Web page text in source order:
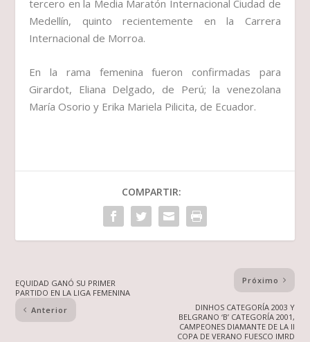
tercero en la Media Maratón Internacional Ciudad de
Medellín, quinto recientemente en la Carrera
Internacional de Morroa.
En la rama femenina fueron confirmadas para
Girardot, Eliana Delgado, de Perú; la venezolana
María Osorio y Erika Mariela Pilicita, de Ecuador.
COMPARTIR:
EQUIDAD GANÓ SU PRIMER
PARTIDO EN LA LIGA FEMENINA
Anterior
Próximo
DINHOS CATEGORÍA 2003 Y
BELGRANO ‘B’ CATEGORÍA 2001,
CAMPEONES DIAMANTE DE LA II
COPA DE VERANO FUESCO IMRD